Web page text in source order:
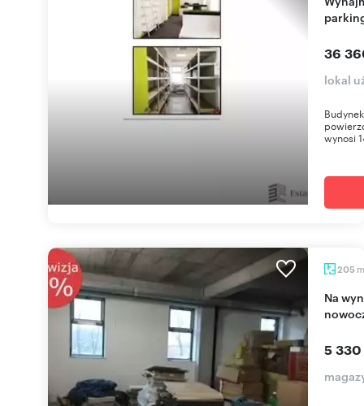
36
lokal
wynosi
205 m
Na wynajem magazyn 205 m² z biurem w
5 330